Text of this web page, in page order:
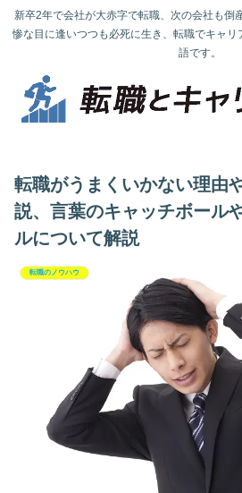
新卒2年で会社が大赤字で転職、次の会社も倒
惨な目に逢いつつも必死に生き、転職でキャ
語です。
転職がうまくいかない理由
説、言葉のキャッチボール
ルについて解説
転職のノウハウ